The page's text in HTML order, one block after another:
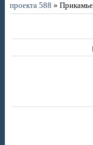
проекта 588 »